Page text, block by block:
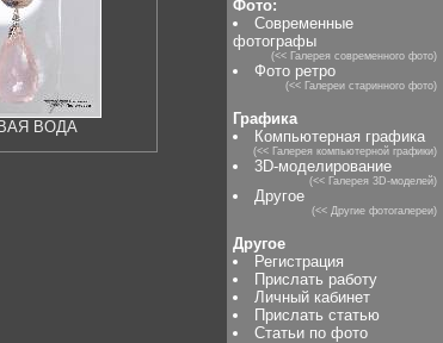
ВОДА
Фото:
Современные
фотографы
(<< Галерея современного фото)
Фото ретро
(<< Галереи старинного фото)
Графика
Компьютерная графика
(<< Галерея компьютерной графики)
3D-моделирование
(<< Галерея 3D-моделей)
Другое
(<< Другие фотогалереи)
Другое
Регистрация
Прислать работу
Личный кабинет
Прислать статью
Статьи по фото